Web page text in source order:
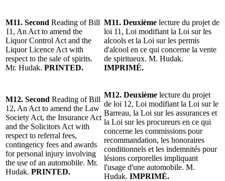
M11. Second Reading of Bill
11, An Act to amend the
Liquor Control Act and the
Liquor Licence Act with
respect to the sale of spirits.
Mr. Hudak. PRINTED.
M11. Deuxième lecture du projet de
loi 11, Loi modifiant la Loi sur les
alcools et la Loi sur les permis
d'alcool en ce qui concerne la vente
de spiritueux. M. Hudak.
IMPRIMÉ.
M12. Second Reading of Bill
12, An Act to amend the Law
Society Act, the Insurance Act
and the Solicitors Act with
respect to referral fees,
contingency fees and awards
for personal injury involving
the use of an automobile. Mr.
Hudak. PRINTED.
M12. Deuxième lecture du projet
de loi 12, Loi modifiant la Loi sur le
Barreau, la Loi sur les assurances et
la Loi sur les procureurs en ce qui
concerne les commissions pour
recommandation, les honoraires
conditionnels et les indemnités pour
lésions corporelles impliquant
l'usage d'une automobile. M.
Hudak. IMPRIMÉ.